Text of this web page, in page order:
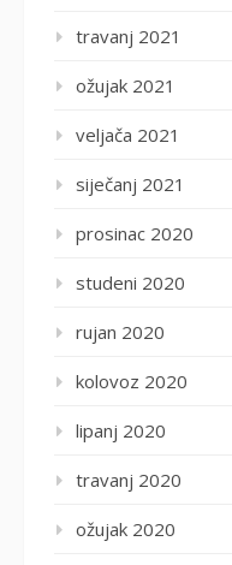
travanj 2021
ožujak 2021
veljača 2021
siječanj 2021
prosinac 2020
studeni 2020
rujan 2020
kolovoz 2020
lipanj 2020
travanj 2020
ožujak 2020